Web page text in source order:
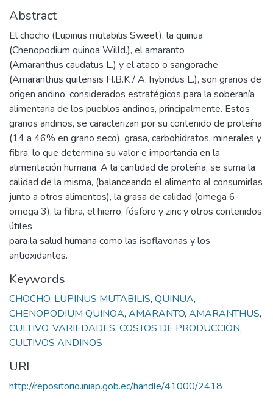
Abstract
El chocho (Lupinus mutabilis Sweet), la quinua
(Chenopodium quinoa Willd.), el amaranto
(Amaranthus caudatus L.) y el ataco o sangorache
(Amaranthus quitensis H.B.K / A. hybridus L.), son granos de
origen andino, considerados estratégicos para la soberanía
alimentaria de los pueblos andinos, principalmente. Estos
granos andinos, se caracterizan por su contenido de proteína
(14 a 46% en grano seco), grasa, carbohidratos, minerales y
fibra, lo que determina su valor e importancia en la
alimentación humana. A la cantidad de proteína, se suma la
calidad de la misma, (balanceando el alimento al consumirlas
junto a otros alimentos), la grasa de calidad (omega 6-
omega 3), la fibra, el hierro, fósforo y zinc y otros contenidos
útiles
para la salud humana como las isoflavonas y los
antioxidantes.
Keywords
CHOCHO, LUPINUS MUTABILIS, QUINUA,
CHENOPODIUM QUINOA, AMARANTO, AMARANTHUS,
CULTIVO, VARIEDADES, COSTOS DE PRODUCCIÓN,
CULTIVOS ANDINOS
URI
http://repositorio.iniap.gob.ec/handle/41000/2418